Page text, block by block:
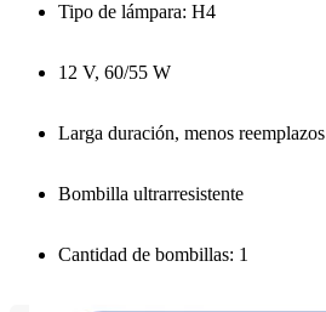
Tipo de lámpara: H4
12 V, 60/55 W
Larga duración, menos reemplazos
Bombilla ultrarresistente
Cantidad de bombillas: 1